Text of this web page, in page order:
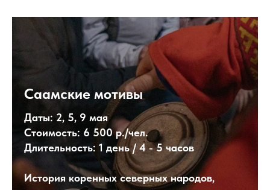
Саамские мотивы
Даты: 2, 5, 9 мая
Стоимость: 6 500 р./чел.
Длительность: 1 день / 4 - 5 часов
История коренных северных народов,